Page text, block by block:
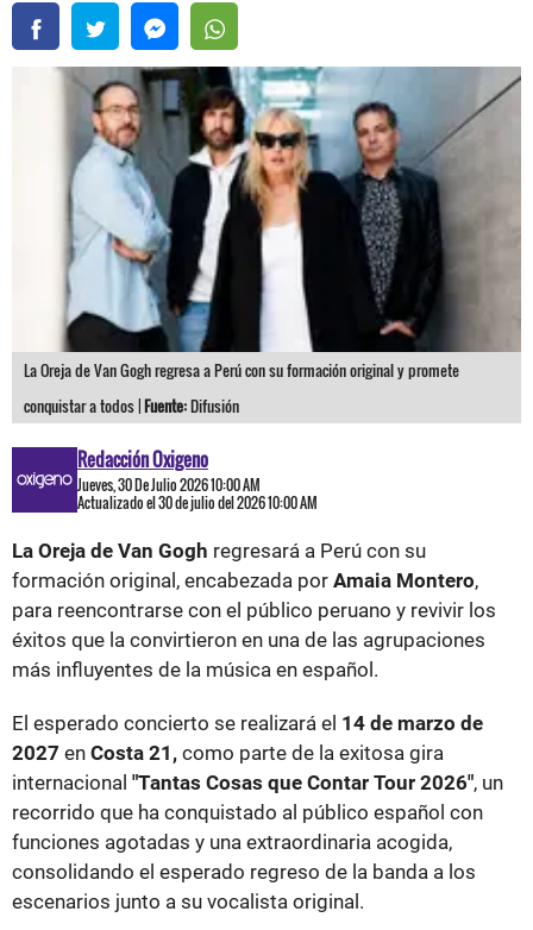
La Oreja de Van Gogh regresa a Perú con su formación original y promete
conquistar a todos |Fuente:Difusión
Redacción Oxigeno
Jueves, 30 De Julio 2026 10:00 AM
Actualizado el 30 de julio del 2026 10:00 AM
La Oreja de Van Gogh regresará a Perú con su
formación original, encabezada por Amaia Montero,
para reencontrarse con el público peruano y revivir los
éxitos que la convirtieron en una de las agrupaciones
más influyentes de la música en español.
El esperado concierto se realizará el 14 de marzo de
2027 en Costa 21, como parte de la exitosa gira
internacional "Tantas Cosas que Contar Tour 2026", un
recorrido que ha conquistado al público español con
funciones agotadas y una extraordinaria acogida,
consolidando el esperado regreso de la banda a los
escenarios junto a su vocalista original.